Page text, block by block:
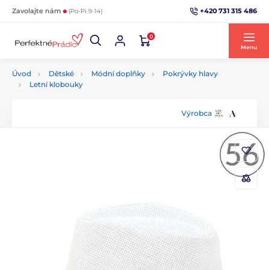
Zavolajte nám (Po-Pi 9-14) +420 731 315 486
0
Menu
Úvod Dětské Módní doplňky
Pokrývky hlavy
Letní klobouky
Výrobca